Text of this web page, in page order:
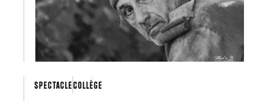
SPECTACLECOLLÈGE